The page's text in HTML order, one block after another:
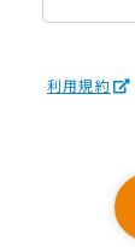
利用規約